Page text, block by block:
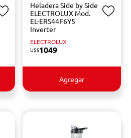
Heladera Side by Side
ELECTROLUX Mod.
EL-ERS44F6Y5
Inverter
ELECTROLUX
U$S1049
Agregar